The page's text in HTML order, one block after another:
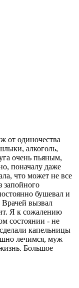
от одиночества
алкоголь,
очень пьяным,
поначалу даже
что может не все
запойного
бушевал и
вызвал
Я к сожалению
состоянии - не
капельницы
лечимся, муж
Большое